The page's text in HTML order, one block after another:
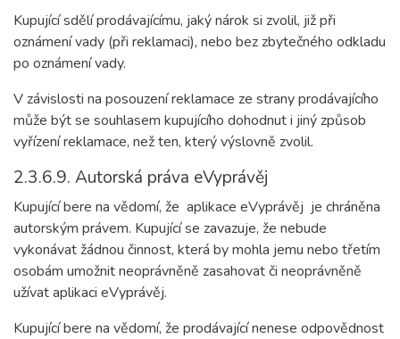
Kupující sdělí prodávajícímu, jaký nárok si zvolil, již při
oznámení vady (při reklamaci), nebo bez zbytečného odkladu
po oznámení vady.
V závislosti na posouzení reklamace ze strany prodávajícího
může být se souhlasem kupujícího dohodnut i jiný způsob
vyřízení reklamace, než ten, který výslovně zvolil.
2.3.6.9. Autorská práva eVyprávěj
Kupující bere na vědomí, že aplikace eVyprávěj je chráněna
autorským právem. Kupující se zavazuje, že nebude
vykonávat žádnou činnost, která by mohla jemu nebo třetím
osobám umožnit neoprávněně zasahovat či neoprávněně
užívat aplikaci eVyprávěj.
Kupující bere na vědomí, že prodávající nenese odpovědnost